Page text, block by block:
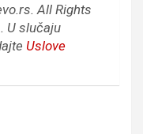
All Rights
U slučaju
Uslove